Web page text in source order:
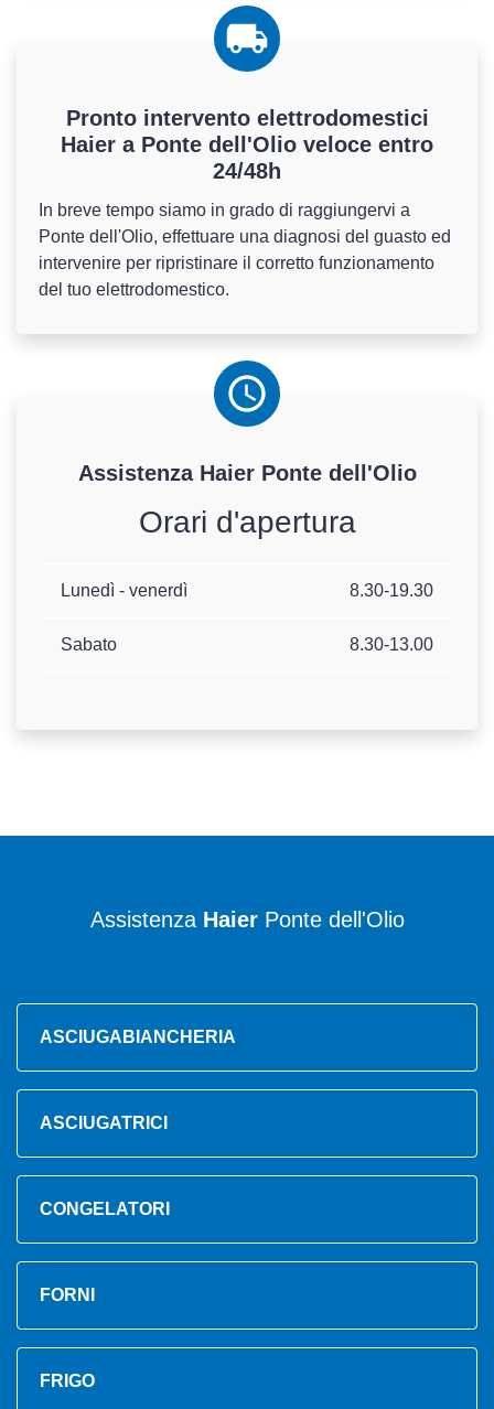
Pronto intervento elettrodomestici
Haier a Ponte dell'Olio veloce entro
24/48h
In breve tempo siamo in grado di raggiungervi a
Ponte dell'Olio, effettuare una diagnosi del guasto ed
intervenire per ripristinare il corretto funzionamento
del tuo elettrodomestico.
Assistenza HaierPonte dell'Olio
Orari d'apertura
Lunedì - venerdì 8.30-19.30
Sabato 8.30-13.00
Assistenza HaierPonte dell'Olio
ASCIUGABIANCHERIA
ASCIUGATRICI
CONGELATORI
FORNI
FRIGO